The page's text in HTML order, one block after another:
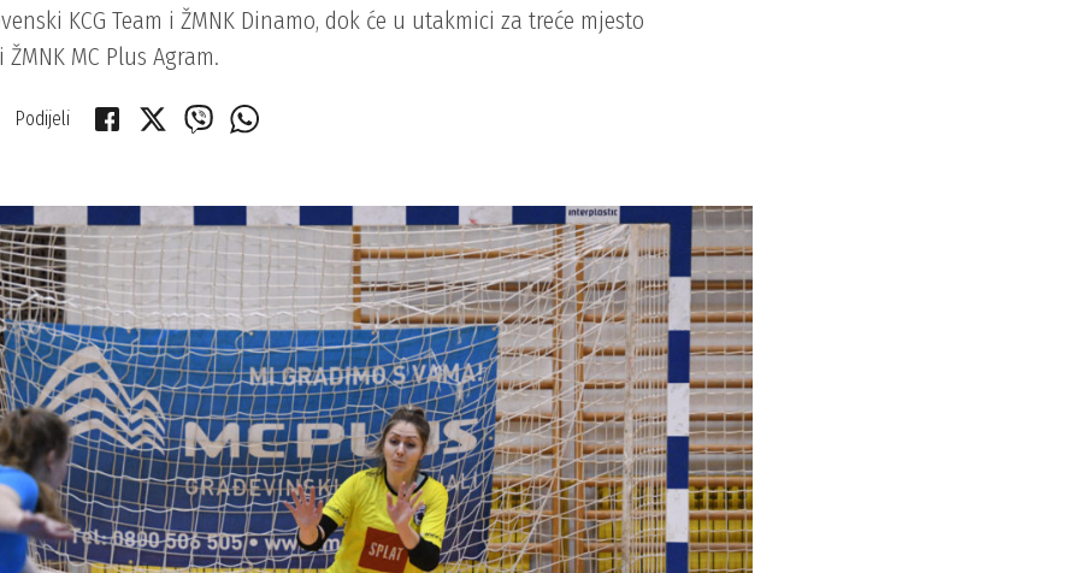
KCG Team i ŽMNK Dinamo, dok će u utakmici za treće mjesto
MC Plus Agram.
Podijeli